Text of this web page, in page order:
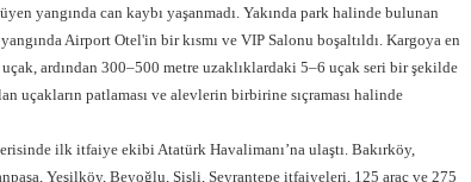
yangında can kaybı yaşanmadı. Yakında park halinde bulunan
Airport Otel'in bir kısmı ve VIP Salonu boşaltıldı. Kargoya en
ardından 300–500 metre uzaklıklardaki 5–6 uçak seri bir şekilde
uçakların patlaması ve alevlerin birbirine sıçraması halinde
ilk itfaiye ekibi Atatürk Havalimanı’na ulaştı. Bakırköy,
Yeşilköy, Beyoğlu, Şişli, Seyrantepe itfaiyeleri, 125 araç ve 275